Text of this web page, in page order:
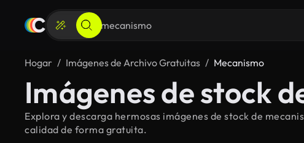
Hogar Imágenes de Archivo Gratuitas Mecanismo
Imágenes de stock
Explora y descarga hermosas imágenes de stock de
calidad de forma gratuita.